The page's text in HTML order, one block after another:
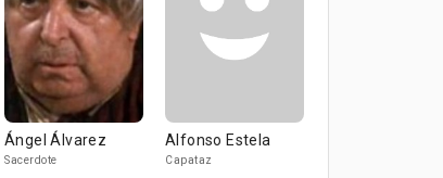
Ángel Álvarez
Sacerdote
Alfonso Estela
Capataz